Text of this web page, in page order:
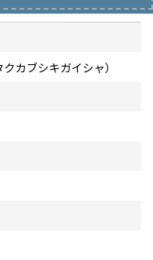
カブシキガイシャ）